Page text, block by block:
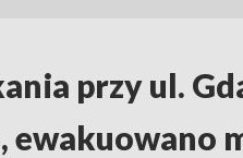
przy ul.
ewakuowano